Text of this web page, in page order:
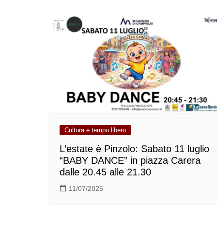
Cultura e tempo libero
L’estate è Pinzolo: Sabato 11 luglio
“BABY DANCE” in piazza Carera
dalle 20.45 alle 21.30
11/07/2026